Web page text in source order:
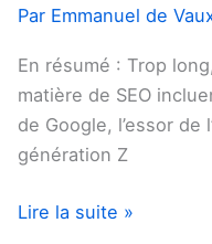
Par Emmanuel de
En résumé : Trop
matière de SEO
de Google, l’essor de
génération Z
Lire la suite »